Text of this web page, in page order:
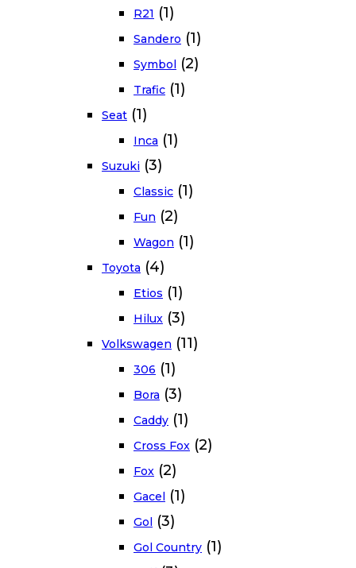
R21 (1)
Sandero (1)
Symbol (2)
Trafic (1)
Seat (1)
Inca (1)
Suzuki (3)
Classic (1)
Fun (2)
Wagon (1)
Toyota (4)
Etios (1)
Hilux (3)
Volkswagen (11)
306 (1)
Bora (3)
Caddy (1)
Cross Fox (2)
Fox (2)
Gacel (1)
Gol (3)
Gol Country (1)